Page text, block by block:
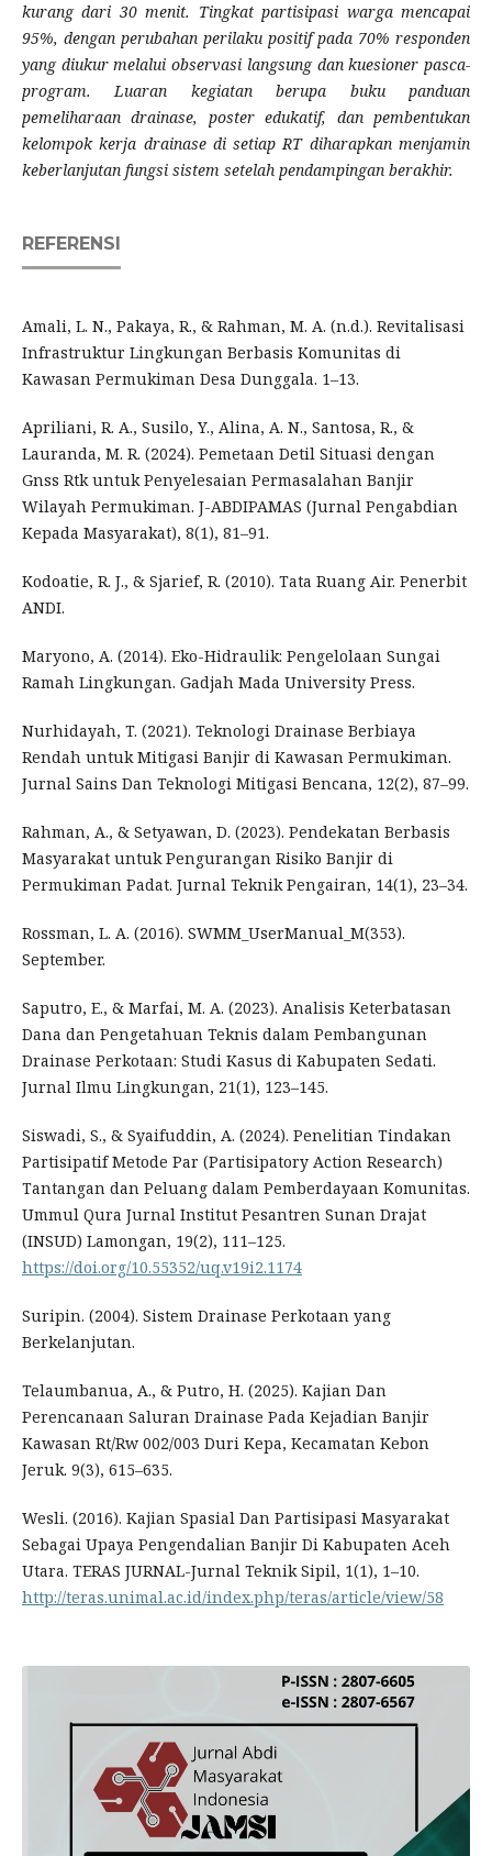
kurang dari 30 menit. Tingkat partisipasi warga mencapai
95%, dengan perubahan perilaku positif pada 70% responden
yang diukur melalui observasi langsung dan kuesioner pasca-
program. Luaran kegiatan berupa buku panduan
pemeliharaan drainase, poster edukatif, dan pembentukan
kelompok kerja drainase di setiap RT diharapkan menjamin
keberlanjutan fungsi sistem setelah pendampingan berakhir.
REFERENSI
Amali, L. N., Pakaya, R., & Rahman, M. A. (n.d.). Revitalisasi
Infrastruktur Lingkungan Berbasis Komunitas di
Kawasan Permukiman Desa Dunggala. 1–13.
Apriliani, R. A., Susilo, Y., Alina, A. N., Santosa, R., &
Lauranda, M. R. (2024). Pemetaan Detil Situasi dengan
Gnss Rtk untuk Penyelesaian Permasalahan Banjir
Wilayah Permukiman. J-ABDIPAMAS (Jurnal Pengabdian
Kepada Masyarakat), 8(1), 81–91.
Kodoatie, R. J., & Sjarief, R. (2010). Tata Ruang Air. Penerbit
ANDI.
Maryono, A. (2014). Eko-Hidraulik: Pengelolaan Sungai
Ramah Lingkungan. Gadjah Mada University Press.
Nurhidayah, T. (2021). Teknologi Drainase Berbiaya
Rendah untuk Mitigasi Banjir di Kawasan Permukiman.
Jurnal Sains Dan Teknologi Mitigasi Bencana, 12(2), 87–99.
Rahman, A., & Setyawan, D. (2023). Pendekatan Berbasis
Masyarakat untuk Pengurangan Risiko Banjir di
Permukiman Padat. Jurnal Teknik Pengairan, 14(1), 23–34.
Rossman, L. A. (2016). SWMM_UserManual_M(353).
September.
Saputro, E., & Marfai, M. A. (2023). Analisis Keterbatasan
Dana dan Pengetahuan Teknis dalam Pembangunan
Drainase Perkotaan: Studi Kasus di Kabupaten Sedati.
Jurnal Ilmu Lingkungan, 21(1), 123–145.
Siswadi, S., & Syaifuddin, A. (2024). Penelitian Tindakan
Partisipatif Metode Par (Partisipatory Action Research)
Tantangan dan Peluang dalam Pemberdayaan Komunitas.
Ummul Qura Jurnal Institut Pesantren Sunan Drajat
(INSUD) Lamongan, 19(2), 111–125.
https://doi.org/10.55352/uq.v19i2.1174
Suripin. (2004). Sistem Drainase Perkotaan yang
Berkelanjutan.
Telaumbanua, A., & Putro, H. (2025). Kajian Dan
Perencanaan Saluran Drainase Pada Kejadian Banjir
Kawasan Rt/Rw 002/003 Duri Kepa, Kecamatan Kebon
Jeruk. 9(3), 615–635.
Wesli. (2016). Kajian Spasial Dan Partisipasi Masyarakat
Sebagai Upaya Pengendalian Banjir Di Kabupaten Aceh
Utara. TERAS JURNAL-Jurnal Teknik Sipil, 1(1), 1–10.
http://teras.unimal.ac.id/index.php/teras/article/view/58